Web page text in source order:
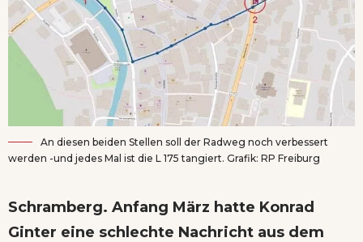
An diesen beiden Stellen soll der Radweg noch verbessert
werden -und jedes Mal ist die L 175 tangiert. Grafik: RP Freiburg
Schramberg. Anfang März hatte Konrad
Ginter eine schlechte Nachricht aus dem